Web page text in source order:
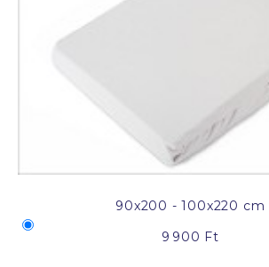
90x200 - 100x220 cm
9 900 Ft